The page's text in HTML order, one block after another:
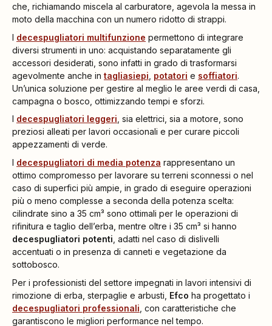
che, richiamando miscela al carburatore, agevola la messa in
moto della macchina con un numero ridotto di strappi.
I decespugliatori multifunzione permettono di integrare
diversi strumenti in uno: acquistando separatamente gli
accessori desiderati, sono infatti in grado di trasformarsi
agevolmente anche in tagliasiepi potatori e soffiatori.
Un’unica soluzione per gestire al meglio le aree verdi di casa,
campagna o bosco, ottimizzando tempi e sforzi.
I decespugliatori leggeri , sia elettrici, sia a motore, sono
preziosi alleati per lavori occasionali e per curare piccoli
appezzamenti di verde.
I decespugliatori di media potenza rappresentano un
ottimo compromesso per lavorare su terreni sconnessi o nel
caso di superfici più ampie, in grado di eseguire operazioni
più o meno complesse a seconda della potenza scelta:
cilindrate sino a 35 cm³ sono ottimali per le operazioni di
rifinitura e taglio dell’erba, mentre oltre i 35 cm³ si hanno
decespugliatori potenti , adatti nel caso di dislivelli
accentuati o in presenza di canneti e vegetazione da
sottobosco.
Per i professionisti del settore impegnati in lavori intensivi di
rimozione di erba, sterpaglie e arbusti, Efco ha progettato i
decespugliatori professionali , con caratteristiche che
garantiscono le migliori performance nel tempo.